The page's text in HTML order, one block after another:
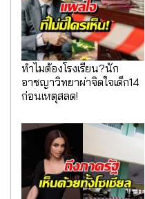
ทำไมต้องโรงเรียน?นัก
อาชญาวิทยาผ่าจิตใจเด็ก14
ก่อนเหตุสลด!